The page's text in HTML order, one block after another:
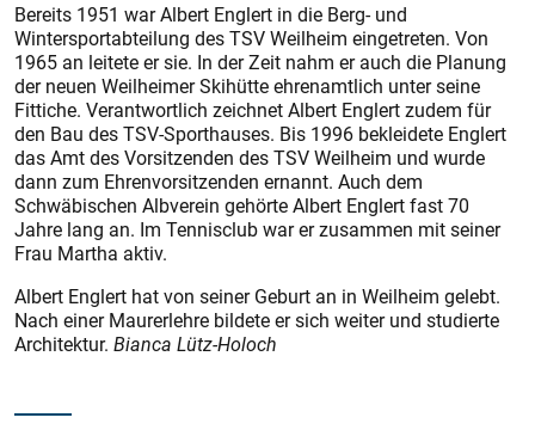
Bereits 1951 war Albert Englert in die Berg- und
Wintersportabteilung des TSV Weilheim eingetreten. Von
1965 an leitete er sie. In der Zeit nahm er auch die Planung
der neuen Weilheimer Skihütte ehrenamtlich unter seine
Fittiche. Verantwortlich zeichnet Albert Englert zudem für
den Bau des TSV-Sporthauses. Bis 1996 bekleidete Englert
das Amt des Vorsitzenden des TSV Weilheim und wurde
dann zum Ehrenvorsitzenden ernannt. Auch dem
Schwäbischen Albverein gehörte Albert Englert fast 70
Jahre lang an. Im Tennisclub war er zusammen mit seiner
Frau Martha aktiv.
Albert Englert hat von seiner Geburt an in Weilheim gelebt.
Nach einer Maurerlehre bildete er sich weiter und studierte
Architektur. Bianca Lütz-Holoch